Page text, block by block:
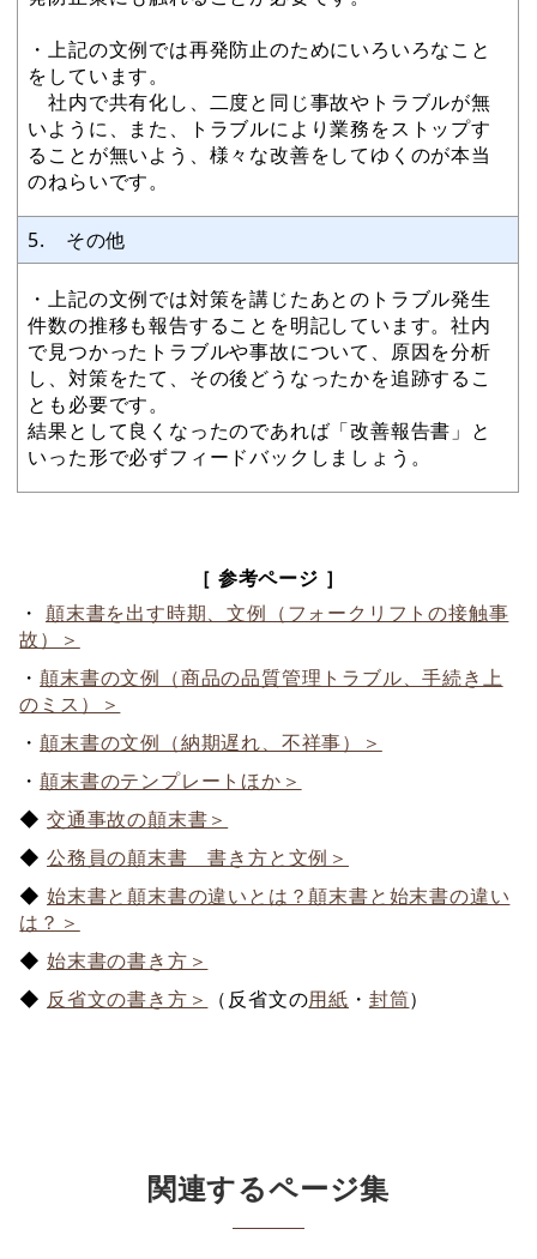
・上記の文例では再発防止のためにいろいろなこと
をしています。
社内で共有化し、二度と同じ事故やトラブルが無
いように、また、トラブルにより業務をストップす
ることが無いよう、様々な改善をしてゆくのが本当
のねらいです。
5. その他
・上記の文例では対策を講じたあとのトラブル発生
件数の推移も報告することを明記しています。社内
で見つかったトラブルや事故について、原因を分析
し、対策をたて、その後どうなったかを追跡するこ
とも必要です。
結果として良くなったのであれば「改善報告書」と
いった形で必ずフィードバックしましょう。
［ 参考ページ ］
・ 顛末書を出す時期、文例（フォークリフトの接触事
故）＞
・顛末書の文例（商品の品質管理トラブル、手続き上
のミス）＞
・顛末書の文例（納期遅れ、不祥事）＞
・顛末書のテンプレートほか＞
◆ 交通事故の顛末書＞
◆ 公務員の顛末書 書き方と文例＞
◆ 始末書と顛末書の違いとは？顛末書と始末書の違い
は？＞
◆ 始末書の書き方＞
◆ 反省文の書き方＞ （反省文の用紙 ・ 封筒）
関連するページ集